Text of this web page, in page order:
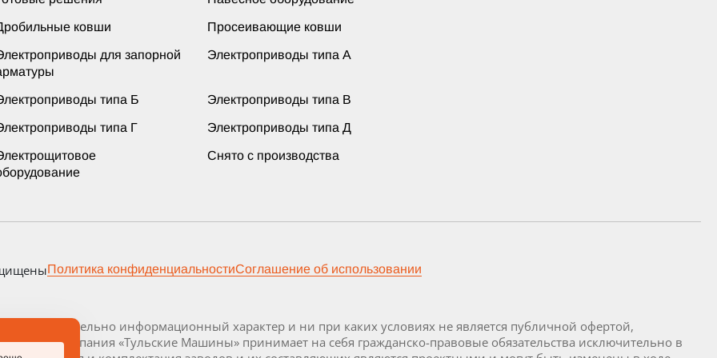
ковши Просеивающие ковши
для запорной
Электроприводы типа А
типа Б Электроприводы типа В
типа Г Электроприводы типа Д
Снято с производства
Политика конфиденциальностиСоглашение об использовании
исключительно информационный характер и ни при каких условиях не является публичной офертой,
РФ. Компания «Тульские Машины» принимает на себя гражданско-правовые обязательства исключительно в